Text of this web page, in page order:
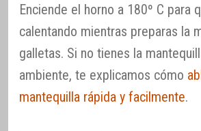
Enciende el horno a 180º C para
calentando mientras preparas la
galletas. Si no tienes la
ambiente, te explicamos cómo
mantequilla rápida y facilmente.